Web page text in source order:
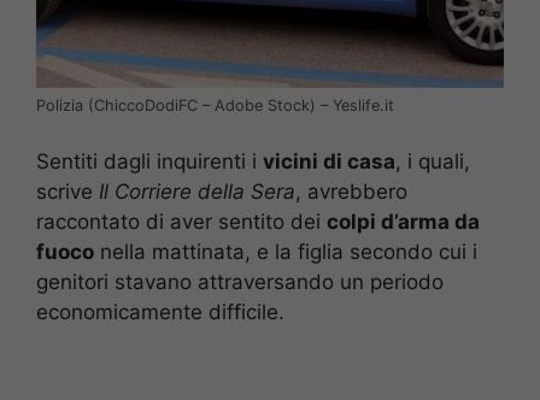
Polizia (ChiccoDodiFC – Adobe Stock) – Yeslife.it
Sentiti dagli inquirenti i vicini di casa, i quali,
scrive Il Corriere della Sera, avrebbero
raccontato di aver sentito dei colpi d’arma da
fuoco nella mattinata, e la figlia secondo cui i
genitori stavano attraversando un periodo
economicamente difficile.